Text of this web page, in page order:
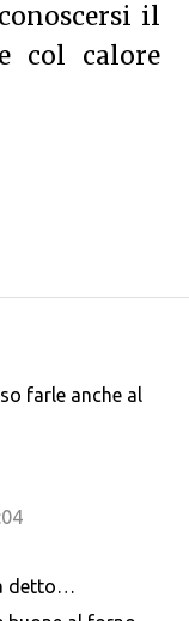
il
col calore
farle anche al
detto…